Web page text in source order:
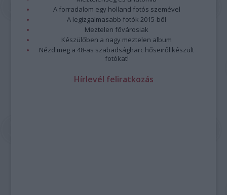
A forradalom egy holland fotós szemével
A legizgalmasabb fotók 2015-ből
Meztelen fővárosiak
Készülőben a nagy meztelen album
Nézd meg a 48-as szabadságharc hőseiről készült
fotókat!
Hírlevél feliratkozás